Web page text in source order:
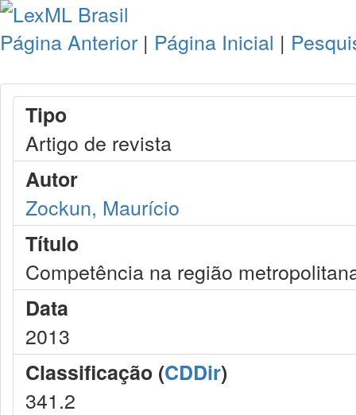
Página Anterior | Página Inicial |
Tipo
Artigo de revista
Autor
Zockun, Maurício
Título
Competência na região
Data
2013
Classificação (CDDir)
341.2